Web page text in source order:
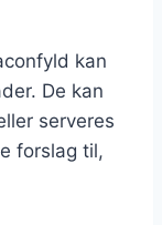
kan
De kan
serveres
forslag til,